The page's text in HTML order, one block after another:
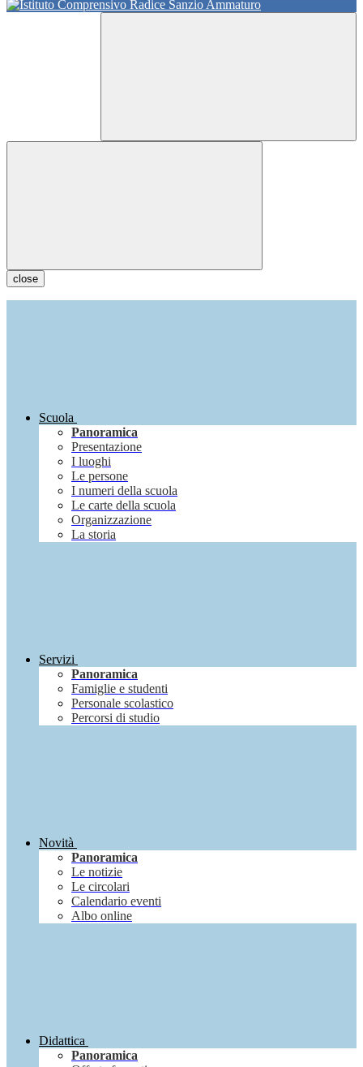
close
Scuola
Panoramica
Presentazione
I luoghi
Le persone
I numeri della scuola
Le carte della scuola
Organizzazione
La storia
Servizi
Panoramica
Famiglie e studenti
Personale scolastico
Percorsi di studio
Novità
Panoramica
Le notizie
Le circolari
Calendario eventi
Albo online
Didattica
Panoramica